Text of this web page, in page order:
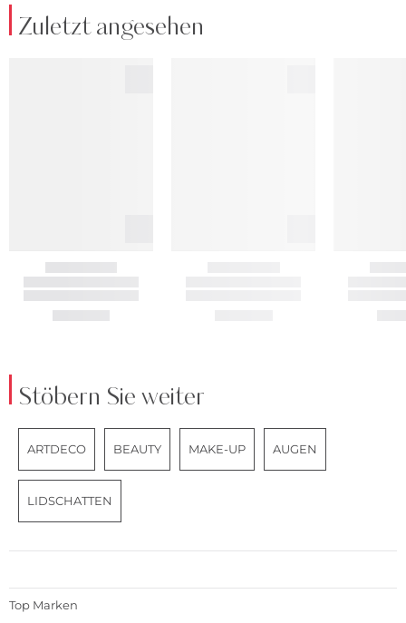
Zuletzt angesehen
Stöbern Sie weiter
ARTDECO BEAUTY MAKE-UP AUGEN
LIDSCHATTEN
Top Marken